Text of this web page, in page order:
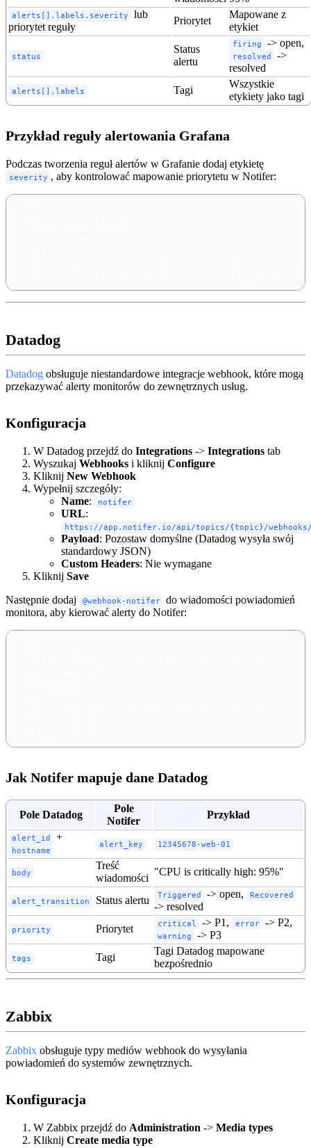
alerts[].labels.severity
lub
priorytet reguły
Priorytet
Mapowane z
etykiet
status
Status
alertu
firing -> open,
resolved
->
resolved
alerts[].labels Tagi
Wszystkie
etykiety jako tagi
Przykład reguły alertowania Grafana
Podczas tworzenia reguł alertów w Grafanie dodaj etykietę
severity , aby kontrolować mapowanie priorytetu w Notifer:
Datadog
Datadog obsługuje niestandardowe integracje webhook, które mogą
przekazywać alerty monitorów do zewnętrznych usług.
Konfiguracja
W Datadog przejdź do Integrations -> Integrations tab
Wyszukaj Webhooks i kliknij Configure
Kliknij New Webhook
Wypełnij szczegóły:
Name: notifer
URL:
https://app.notifer.io/api/topics/{topic}/webhooks/
Payload: Pozostaw domyślne (Datadog wysyła swój
standardowy JSON)
Custom Headers: Nie wymagane
Kliknij Save
Następnie dodaj
@webhook-notifer
do wiadomości powiadomień
monitora, aby kierować alerty do Notifer:
Jak Notifer mapuje dane Datadog
Pole Datadog
Pole
Notifer
Przykład
alert_id +
hostname
alert_key 12345678-web-01
body
Treść
wiadomości
"CPU is critically high: 95%"
alert_transition Status alertu Triggered -> open, Recovered
-> resolved
priority Priorytet critical -> P1, error -> P2,
warning -> P3
tags Tagi
Tagi Datadog mapowane
bezpośrednio
Zabbix
Zabbix obsługuje typy mediów webhook do wysyłania
powiadomień do systemów zewnętrznych.
Konfiguracja
W Zabbix przejdź do Administration -> Media types
Kliknij Create media type